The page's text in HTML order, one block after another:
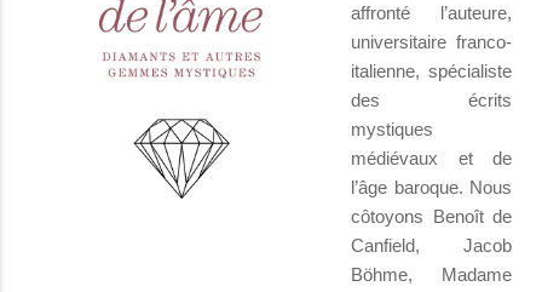
affronté l’auteure,
universitaire franco-
italienne, spécialiste
des écrits
mystiques
médiévaux et de
l’âge baroque. Nous
côtoyons Benoît de
Canfield, Jacob
Böhme, Madame